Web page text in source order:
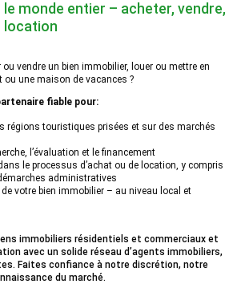
le monde entier – acheter, vendre,
location
vendre un bien immobilier, louer ou mettre en
ou une maison de vacances ?
fiable pour:
régions touristiques prisées et sur des marchés
l’évaluation et le financement
le processus d’achat ou de location, y compris
administratives
votre bien immobilier – au niveau local et
immobiliers résidentiels et commerciaux et
avec un solide réseau d’agents immobiliers,
Faites confiance à notre discrétion, notre
du marché.